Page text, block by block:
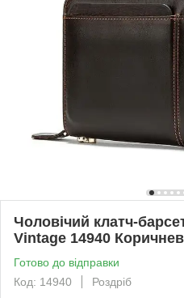
Чоловічий клатч-
Vintage 14940
Готово до відправки
Код: 14940
Роздріб